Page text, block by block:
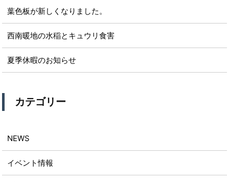
葉色板が新しくなりました。
西南暖地の水稲とキュウリ食害
夏季休暇のお知らせ
カテゴリー
NEWS
イベント情報